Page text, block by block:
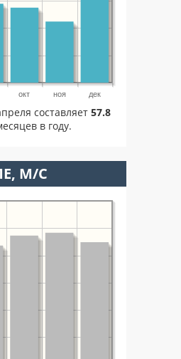
окт ноя дек
составляет 57.8
в году.
М/С